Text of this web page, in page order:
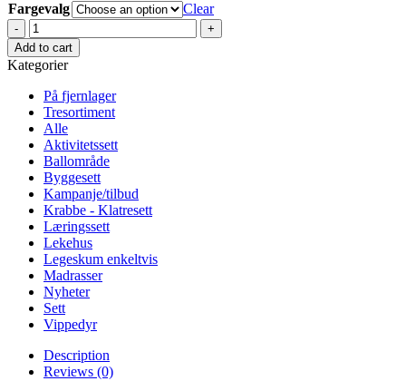
Fargevalg
Clear
Foldbart
læringstårn
Modern
quantity
Add to cart
Kategorier
På fjernlager
Tresortiment
Alle
Aktivitetssett
Ballområde
Byggesett
Kampanje/tilbud
Krabbe - Klatresett
Læringssett
Lekehus
Legeskum enkeltvis
Madrasser
Nyheter
Sett
Vippedyr
Description
Reviews (0)